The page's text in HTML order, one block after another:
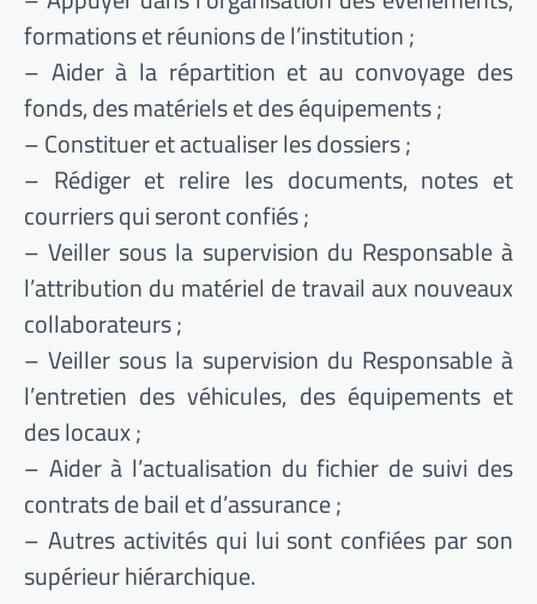
formations et réunions de l’institution ;
– Aider à la répartition et au convoyage des
fonds, des matériels et des équipements ;
– Constituer et actualiser les dossiers ;
– Rédiger et relire les documents, notes et
courriers qui seront confiés ;
– Veiller sous la supervision du Responsable à
l’attribution du matériel de travail aux nouveaux
collaborateurs ;
– Veiller sous la supervision du Responsable à
l’entretien des véhicules, des équipements et
des locaux ;
– Aider à l’actualisation du fichier de suivi des
contrats de bail et d’assurance ;
– Autres activités qui lui sont confiées par son
supérieur hiérarchique.